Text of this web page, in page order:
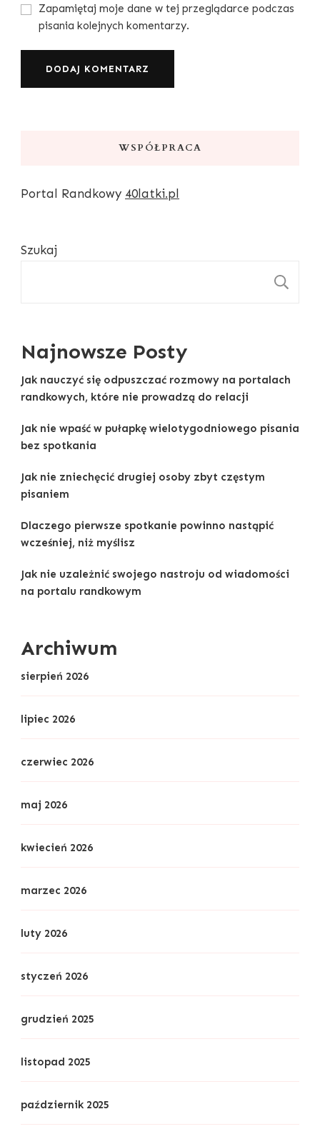
Zapamiętaj moje dane w tej przeglądarce podczas
pisania kolejnych komentarzy.
WSPÓŁPRACA
Portal Randkowy 40latki.pl
Szukaj
Najnowsze Posty
Jak nauczyć się odpuszczać rozmowy na portalach
randkowych, które nie prowadzą do relacji
Jak nie wpaść w pułapkę wielotygodniowego pisania
bez spotkania
Jak nie zniechęcić drugiej osoby zbyt częstym
pisaniem
Dlaczego pierwsze spotkanie powinno nastąpić
wcześniej, niż myślisz
Jak nie uzależnić swojego nastroju od wiadomości
na portalu randkowym
Archiwum
sierpień 2026
lipiec 2026
czerwiec 2026
maj 2026
kwiecień 2026
marzec 2026
luty 2026
styczeń 2026
grudzień 2025
listopad 2025
październik 2025